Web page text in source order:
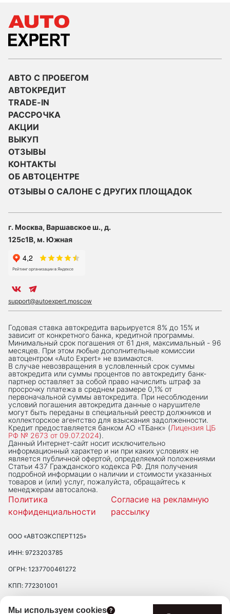
Мы используем cookies
АВТО С ПРОБЕГОМ
АВТОКРЕДИТ
TRADE-IN
РАССРОЧКА
АКЦИИ
ВЫКУП
ОТЗЫВЫ
КОНТАКТЫ
ОБ АВТОЦЕНТРЕ
ОТЗЫВЫ О САЛОНЕ С ДРУГИХ ПЛОЩАДОК
г. Москва, Варшавское ш., д.
125с1В, м. Южная
support@autoexpert.moscow
Годовая ставка автокредита варьируется 8% до 15% и
зависит от конкретного банка, кредитной программы.
Минимальный срок погашения от 61 дня, максимальный - 96
месяцев. При этом любые дополнительные комиссии
автоцентром «Auto Expert» не взимаются.
В случае невозвращения в условленный срок суммы
автокредита или суммы процентов по автокредиту банк-
партнер оставляет за собой право начислить штраф за
просрочку платежа в среднем размере 0,1% от
первоначальной суммы автокредита. При несоблюдении
условий погашения автокредита данные о нарушителе
могут быть переданы в специальный реестр должников и
коллекторское агентство для взыскания задолженности.
Кредит предоставляется банком АО «ТБанк» (Лицензия ЦБ
РФ № 2673 от 09.07.2024).
Данный Интернет-сaйт носит исключительно
информационный характер и ни при каких условиях не
является публичной офертой, определяемой положениями
Статьи 437 Гражданского кодекса РФ. Для получения
подробной информации о наличии и стоимости указанных
товаров и (или) услуг, пожалуйста, обращайтесь к
менеджерам автосалона.
Политика
конфиденциальности
Согласие на рекламную
рассылку
ООО «АВТОЭКСПЕРТ125»
ИНН: 9723203785
ОГРН: 1237700461272
КПП: 772301001